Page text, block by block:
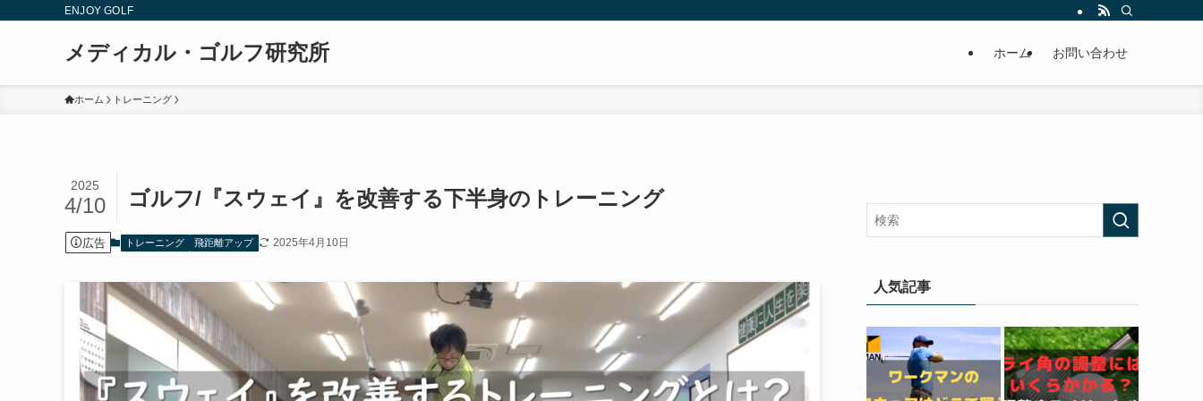
ENJOY GOLF
メディカル・ゴルフ研究所 ホーム お問い合わせ
ホーム トレーニング
ゴルフ/『スウェイ』を改善する下半身のトレーニング
2025
4/10
広告 トレーニング 飛距離アップ 2025年4月10日
人気記事